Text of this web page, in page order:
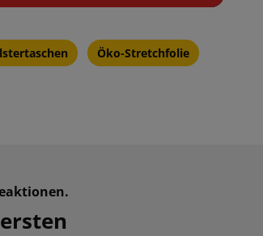
Öko-Stretchfolie